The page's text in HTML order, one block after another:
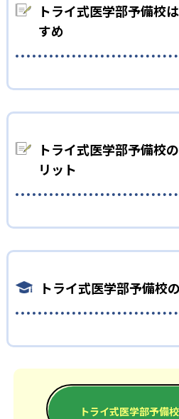
トライ式医学部予備校
すめ
れる。厳選されたプロ講師による
トで受験対策を進められる。
トライ式医学部予備校
リット
どんなデメリッ
トライ式医学部予備校
大学の合格実績トライ式医学部予備校